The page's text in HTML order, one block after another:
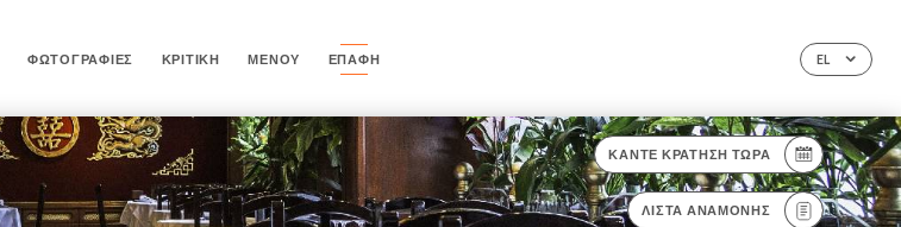
EL
ΦΩΤΟΓΡΑΦΊΕΣ ΚΡΙΤΙΚΉ ΜΕΝΟΎ ΕΠΑΦΉ
ΚΆΝΤΕ ΚΡΆΤΗΣΗ ΤΏΡΑ
ΛΊΣΤΑ ΑΝΑΜΟΝΉΣ